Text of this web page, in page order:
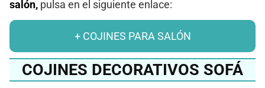
salón, pulsa en el siguiente enlace:
+ COJINES PARA SALÓN
COJINES DECORATIVOS SOFÁ